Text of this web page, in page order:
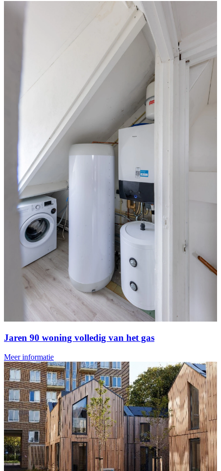
Jaren 90 woning volledig van het gas
Meer informatie